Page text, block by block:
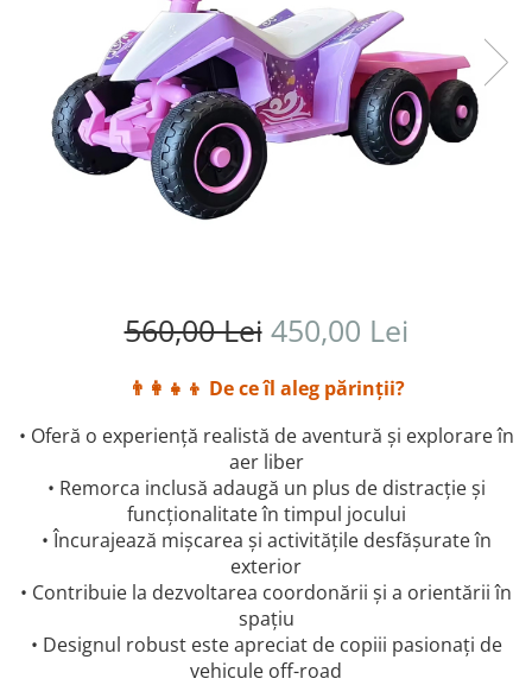
560,00 Lei 450,00 Lei
👨‍👩‍👧‍👦 De ce îl aleg părinții?
• Oferă o experiență realistă de aventură și explorare în
aer liber
• Remorca inclusă adaugă un plus de distracție și
funcționalitate în timpul jocului
• Încurajează mișcarea și activitățile desfășurate în
exterior
• Contribuie la dezvoltarea coordonării și a orientării în
spațiu
• Designul robust este apreciat de copiii pasionați de
vehicule off-road